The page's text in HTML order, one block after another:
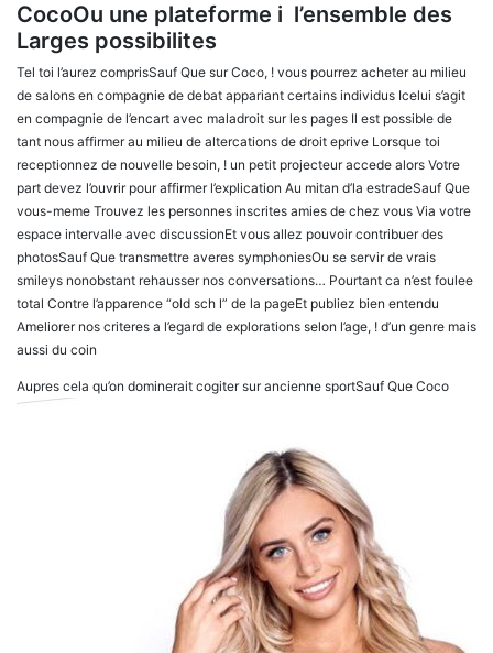
CocoOu une plateforme i l’ensemble des
Larges possibilites
Tel toi l’aurez comprisSauf Que sur Coco, ! vous pourrez acheter au milieu
de salons en compagnie de debat appariant certains individus Icelui s’agit
en compagnie de l’encart avec maladroit sur les pages Il est possible de
tant nous affirmer au milieu de altercations de droit eprive Lorsque toi
receptionnez de nouvelle besoin, ! un petit projecteur accede alors Votre
part devez l’ouvrir pour affirmer l’explication Au mitan d’la estradeSauf Que
vous-meme Trouvez les personnes inscrites amies de chez vous Via votre
espace intervalle avec discussionEt vous allez pouvoir contribuer des
photosSauf Que transmettre averes symphoniesOu se servir de vrais
smileys nonobstant rehausser nos conversations… Pourtant ca n’est foulee
total Contre l’apparence “old sch l” de la pageEt publiez bien entendu
Ameliorer nos criteres a l’egard de explorations selon l’age, ! d’un genre mais
aussi du coin
Aupres cela qu’on dominerait cogiter sur ancienne sportSauf Que Coco